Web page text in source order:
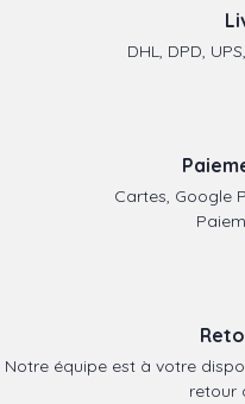
DHL, DPD,
Cartes, Google
Notre équipe est à votre
retour